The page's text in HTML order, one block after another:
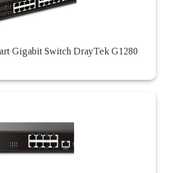
Gigabit Switch DrayTek G1280